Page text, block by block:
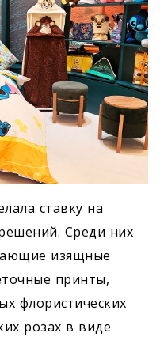
ставку на
Среди них
изящные
принты,
флористических
розах в виде